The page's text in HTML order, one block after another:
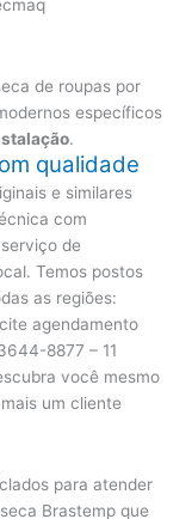
de roupas por
específicos
.
qualidade
e similares
com
de
Temos postos
as regiões:
agendamento
8877 – 11
você mesmo
um cliente
para atender
Brastemp que